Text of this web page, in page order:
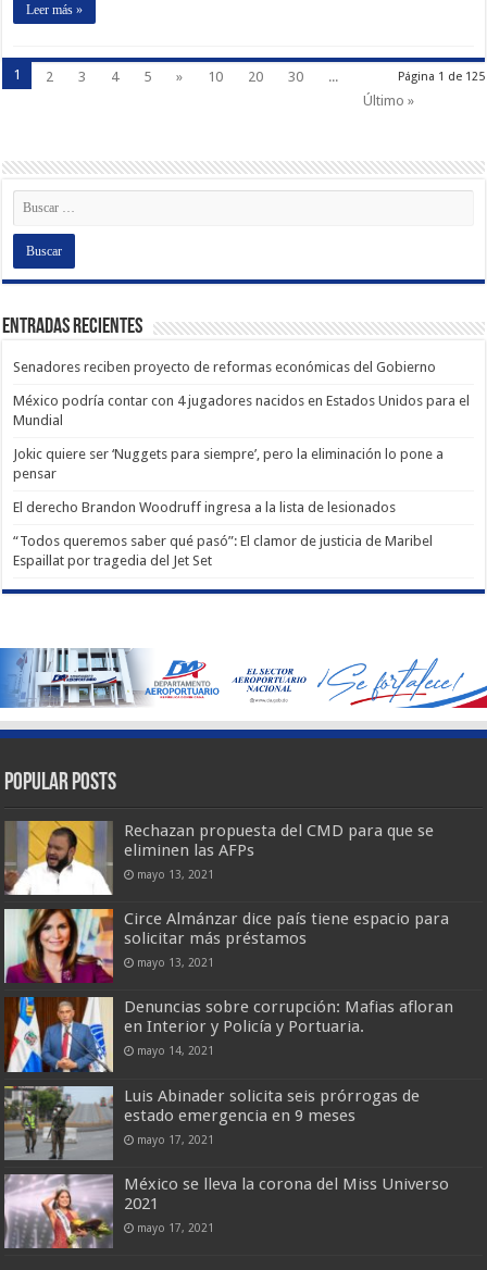
Leer más »
Página 1 de 125
1 2 3 4 5 » 10 20 30
...
Último »
Entradas recientes
Senadores reciben proyecto de reformas económicas del Gobierno
México podría contar con 4 jugadores nacidos en Estados Unidos para el
Mundial
Jokic quiere ser ‘Nuggets para siempre’, pero la eliminación lo pone a
pensar
El derecho Brandon Woodruff ingresa a la lista de lesionados
“Todos queremos saber qué pasó”: El clamor de justicia de Maribel
Espaillat por tragedia del Jet Set
Popular Posts
Rechazan propuesta del CMD para que se
eliminen las AFPs
mayo 13, 2021
Circe Almánzar dice país tiene espacio para
solicitar más préstamos
mayo 13, 2021
Denuncias sobre corrupción: Mafias afloran
en Interior y Policía y Portuaria.
mayo 14, 2021
Luis Abinader solicita seis prórrogas de
estado emergencia en 9 meses
mayo 17, 2021
México se lleva la corona del Miss Universo
2021
mayo 17, 2021